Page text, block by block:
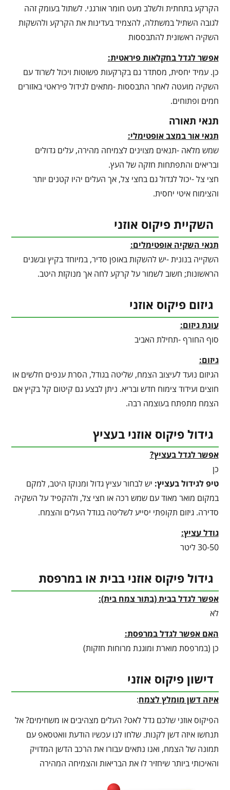
הקרקע בתחתית ולשלב מעט חומר אורגני. לשתול בעומק זהה
לגובה השתיל במשתלה, להצמיד בעדינות את הקרקע ולהשקות
השקיה ראשונית להתבססות
אפשר לגדל בחקלאות פיראטית:
כן. עמיד יחסית, מסתדר גם בקרקעות פשוטות ויכול לשרוד עם
השקיה מועטה לאחר התבססות -מתאים לגידול פיראטי באזורים
חמים ופתוחים.
תנאי תאורה
תנאי אור במצב אופטימלי:
שמש מלאה -תנאים מצוינים לצמיחה מהירה, עלים גדולים
ובריאים והתפתחות חזקה של העץ.
חצי צל -יכול לגדול גם בחצי צל, אך העלים יהיו קטנים יותר
והצימוח איטי יחסית.
השקיית פיקוס אוזני
תנאי השקיה אופטימלים:
השקייה בנונית -יש להשקות באופן סדיר, במיוחד בקיץ ובשנים
הראשונות; חשוב לשמור על קרקע לחה אך מנוקזת היטב.
גיזום פיקוס אוזני
עונת גיזום:
סוף החורף -תחילת האביב
גיזום:
הגיזום נועד לעיצוב הצמח, שליטה בגודל, הסרת ענפים חלשים או
חוצים ועידוד צימוח חדש ובריא. ניתן לבצע גם קיטום קל בקיץ אם
הצמח מתפתח בעוצמה רבה.
גידול פיקוס אוזני בעציץ
אפשר לגדל בעציץ?
כן
טיפ לגידול בעציץ: יש לבחור עציץ גדול ומנוקז היטב, למקם
במקום מואר מאוד עם שמש רכה או חצי צל, ולהקפיד על השקיה
סדירה. גיזום תקופתי יסייע לשליטה בגודל העלים והצמח.
גודל עציץ:
30-50 ליטר
גידול פיקוס אוזני בבית או במרפסת
אפשר לגדל בבית (בתור צמח בית):
לא
האם אפשר לגדל במרפסת:
כן (במרפסת מוארת ומוגנת מרוחות חזקות)
דישון פיקוס אוזני
איזה דשן מומלץ לצמח:
הפיקוס אוזני שלכם גדל לאט? העלים מצהיבים או משחימים? אל
תנחשו איזה דשן לקנות. שלחו לנו עכשיו הודעת וואטסאפ עם
תמונה של הצמח, ואנו נתאים עבורו את הרכב הדשן המדויק
והאיכותי ביותר שיחזיר לו את הבריאות והצמיחה המהירה